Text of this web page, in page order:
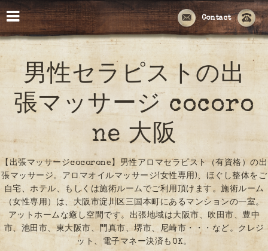
Contact
男性セラピストの出
張マッサージ cocoro
ne 大阪
【出張マッサージcocorone】男性アロマセラピスト（有資格）の出
張マッサージ。アロマオイルマッサージ(女性専用)、ほぐし整体をご
自宅、ホテル、もしくは施術ルームでご利用頂けます。施術ルーム
（女性専用）は、大阪市淀川区三国本町にあるマンションの一室。
アットホームな癒し空間です。出張地域は大阪市、吹田市、豊中
市、池田市、東大阪市、門真市、堺市、尼崎市・・・など。クレジ
ット、電子マネー決済もOK。